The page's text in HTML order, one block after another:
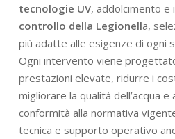
tecnologie UV, addolcimento e
controllo della Legionella,
più adatte alle esigenze di ogni
Ogni intervento viene
prestazioni elevate, ridurre i
migliorare la qualità dell’acqua e
conformità alla normativa
tecnica e supporto operativo